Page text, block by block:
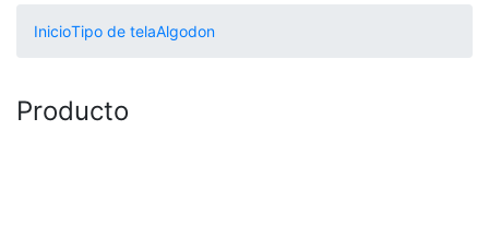
InicioTipo de telaAlgodon
Producto